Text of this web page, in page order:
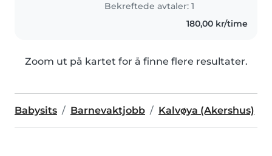
Bekreftede avtaler: 1
180,00 kr/time
Zoom ut på kartet for å finne flere resultater.
Babysits Barnevaktjobb Kalvøya (Akershus)